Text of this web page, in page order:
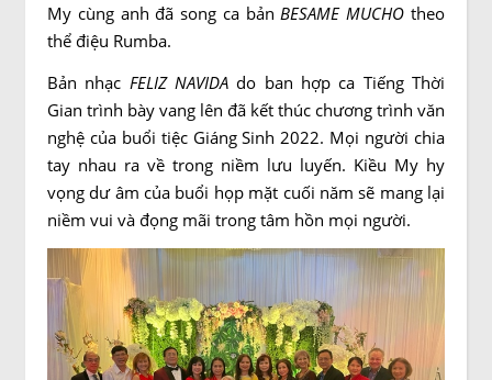
My cùng anh đã song ca bảnBESAME MUCHO theo
thể điệu Rumba.
Bản nhạc FELIZ NAVIDA do ban hợp ca Tiếng Thời
Gian trình bày vang lên đã kết thúc chương trình văn
nghệ của buổi tiệc Giáng Sinh 2022. Mọi người chia
tay nhau ra về trong niềm lưu luyến. Kiều My hy
vọng dư âm của buổi họp mặt cuối năm sẽ mang lại
niềm vui và đọng mãi trong tâm hồn mọi người.